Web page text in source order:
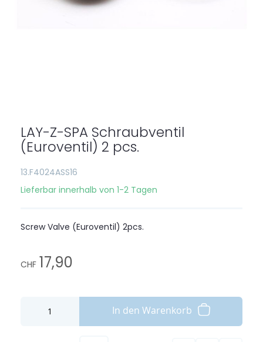
LAY-Z-SPA Schraubventil
(Euroventil) 2 pcs.
13.F4024ASS16
Lieferbar innerhalb von 1-2 Tagen
Screw Valve (Euroventil) 2pcs.
CHF 17,90
In den Warenkorb
Bildgalerie
springen